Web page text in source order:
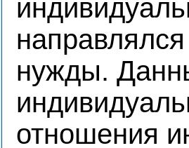
нужды.
отношения